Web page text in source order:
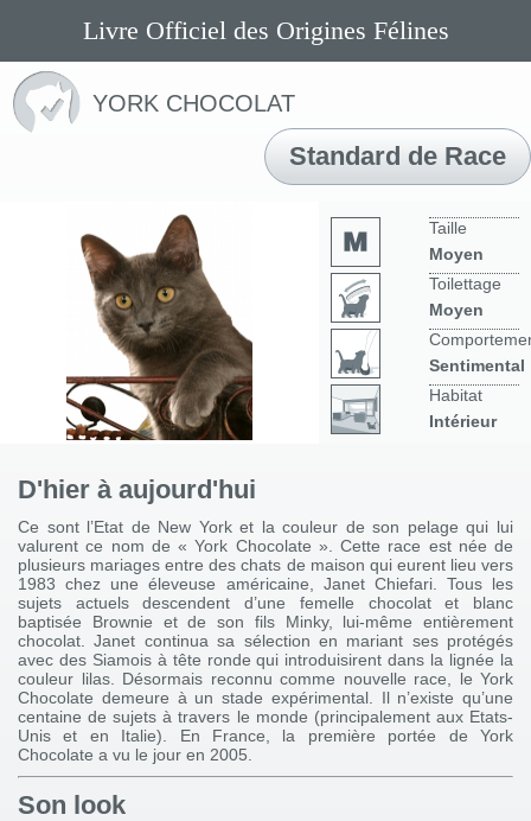
Livre Officiel des Origines Félines
YORK CHOCOLAT
Standard de Race
Taille
Moyen
Toilettage
Moyen
Sentimental
Habitat
Intérieur
D'hier à aujourd'hui
Ce sont l’Etat de New York et la couleur de son pelage qui lui
valurent ce nom de « York Chocolate ». Cette race est née de
plusieurs mariages entre des chats de maison qui eurent lieu vers
1983 chez une éleveuse américaine, Janet Chiefari. Tous les
sujets actuels descendent d’une femelle chocolat et blanc
baptisée Brownie et de son fils Minky, lui-même entièrement
chocolat. Janet continua sa sélection en mariant ses protégés
avec des Siamois à tête ronde qui introduisirent dans la lignée la
couleur lilas. Désormais reconnu comme nouvelle race, le York
Chocolate demeure à un stade expérimental. Il n’existe qu’une
centaine de sujets à travers le monde (principalement aux Etats-
Unis et en Italie). En France, la première portée de York
Chocolate a vu le jour en 2005.
Son look